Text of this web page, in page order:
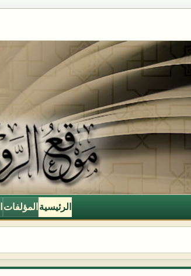
الرئيسية المؤلفات